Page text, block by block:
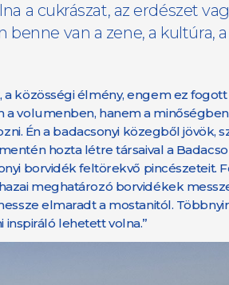
a cukrászat, az erdészet
van a zene, a kultúra,
közösségi élmény, engem ez
a volumenben, hanem a
Én a badacsonyi közegből jövök,
hozta létre társaival a
borvidék feltörekvő pincészeteit.
meghatározó borvidékek
elmaradt a mostanitól.
inspiráló lehetett volna.”